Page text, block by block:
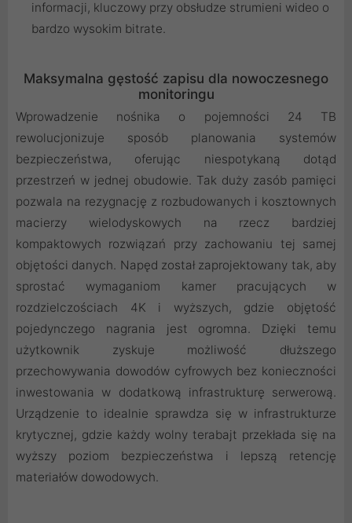
informacji, kluczowy przy obsłudze strumieni wideo o
bardzo wysokim bitrate.
Maksymalna gęstość zapisu dla nowoczesnego
monitoringu
Wprowadzenie nośnika o pojemności 24 TB
rewolucjonizuje sposób planowania systemów
bezpieczeństwa, oferując niespotykaną dotąd
przestrzeń w jednej obudowie. Tak duży zasób pamięci
pozwala na rezygnację z rozbudowanych i kosztownych
macierzy wielodyskowych na rzecz bardziej
kompaktowych rozwiązań przy zachowaniu tej samej
objętości danych. Napęd został zaprojektowany tak, aby
sprostać wymaganiom kamer pracujących w
rozdzielczościach 4K i wyższych, gdzie objętość
pojedynczego nagrania jest ogromna. Dzięki temu
użytkownik zyskuje możliwość dłuższego
przechowywania dowodów cyfrowych bez konieczności
inwestowania w dodatkową infrastrukturę serwerową.
Urządzenie to idealnie sprawdza się w infrastrukturze
krytycznej, gdzie każdy wolny terabajt przekłada się na
wyższy poziom bezpieczeństwa i lepszą retencję
materiałów dowodowych.